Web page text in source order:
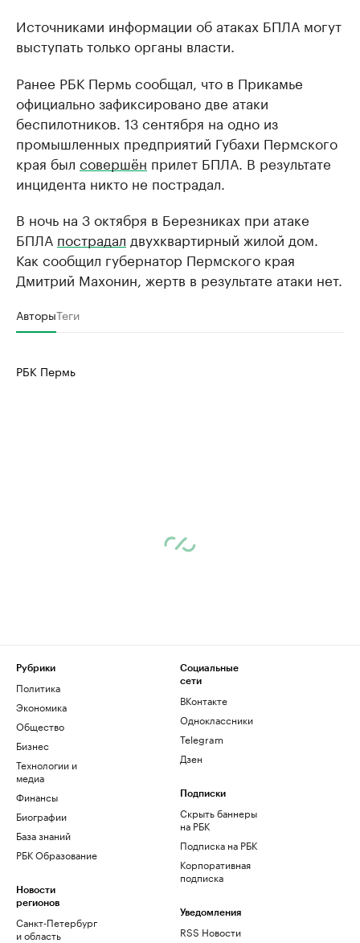
Источниками информации об атаках БПЛА могут
выступать только органы власти.
Ранее РБК Пермь сообщал, что в Прикамье
официально зафиксировано две атаки
беспилотников. 13 сентября на одно из
промышленных предприятий Губахи Пермского
края был совершён прилет БПЛА. В результате
инцидента никто не пострадал.
В ночь на 3 октября в Березниках при атаке
БПЛА пострадал двухквартирный жилой дом.
Как сообщил губернатор Пермского края
Дмитрий Махонин, жертв в результате атаки нет.
АвторыТеги
РБК Пермь
Рубрики
Политика
Экономика
Общество
Бизнес
Технологии и
медиа
Финансы
Биографии
База знаний
РБК Образование
Новости
регионов
Санкт-Петербург
и область
Социальные
сети
ВКонтакте
Одноклассники
Telegram
Дзен
Подписки
Скрыть баннеры
на РБК
Подписка на РБК
Корпоративная
подписка
Уведомления
RSS Новости